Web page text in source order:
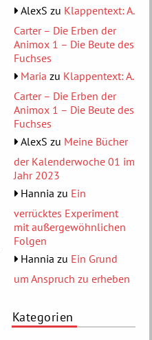
AlexS zu Klappentext: A.
Carter – Die Erben der
Animox 1 – Die Beute des
Fuchses
Maria zu Klappentext: A.
Carter – Die Erben der
Animox 1 – Die Beute des
Fuchses
AlexS zu Meine Bücher
der Kalenderwoche 01 im
Jahr 2023
Hannia zu Ein
verrücktes Experiment
mit außergewöhnlichen
Folgen
Hannia zu Ein Grund
um Anspruch zu erheben
Kategorien